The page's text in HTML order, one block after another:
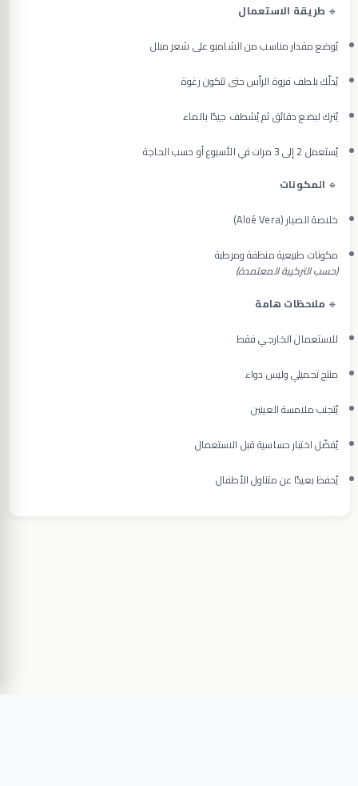
🔹 طريقة الاستعمال
يُوضع مقدار مناسب من الشامبو على شعر مبلل
يُدلّك بلطف فروة الرأس حتى تتكون رغوة
يُترك لبضع دقائق ثم يُشطف جيدًا بالماء
يُستعمل 2 إلى 3 مرات في الأسبوع أو حسب الحاجة
🔹 المكونات
خلاصة الصبار (Aloé Vera)
مكونات طبيعية منظفة ومرطبة
(حسب التركيبة المعتمدة)
🔹 ملاحظات هامة
للاستعمال الخارجي فقط
منتج تجميلي وليس دواء
يُتجنب ملامسة العينين
يُفضّل اختبار حساسية قبل الاستعمال
يُحفظ بعيدًا عن متناول الأطفال